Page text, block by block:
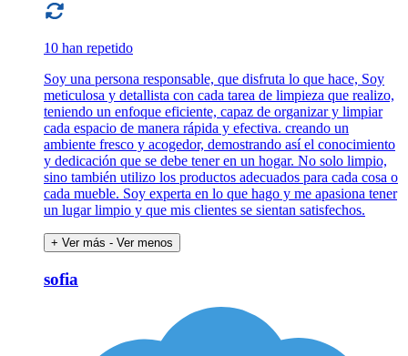
10 han repetido
Soy una persona responsable, que disfruta lo que hace, Soy
meticulosa y detallista con cada tarea de limpieza que realizo,
teniendo un enfoque eficiente, capaz de organizar y limpiar
cada espacio de manera rápida y efectiva. creando un
ambiente fresco y acogedor, demostrando así el conocimiento
y dedicación que se debe tener en un hogar. No solo limpio,
sino también utilizo los productos adecuados para cada cosa o
cada mueble. Soy experta en lo que hago y me apasiona tener
un lugar limpio y que mis clientes se sientan satisfechos.
+ Ver más - Ver menos
sofia